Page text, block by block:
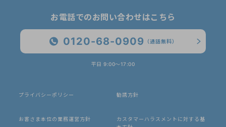
お電話でのお問い合わせはこちら
0120-68-0909 （通話無料）
平日 9:00〜17:00
プライバシーポリシー 勧誘方針
お客さま本位の業務運営方針
カスタマーハラスメントに対する基